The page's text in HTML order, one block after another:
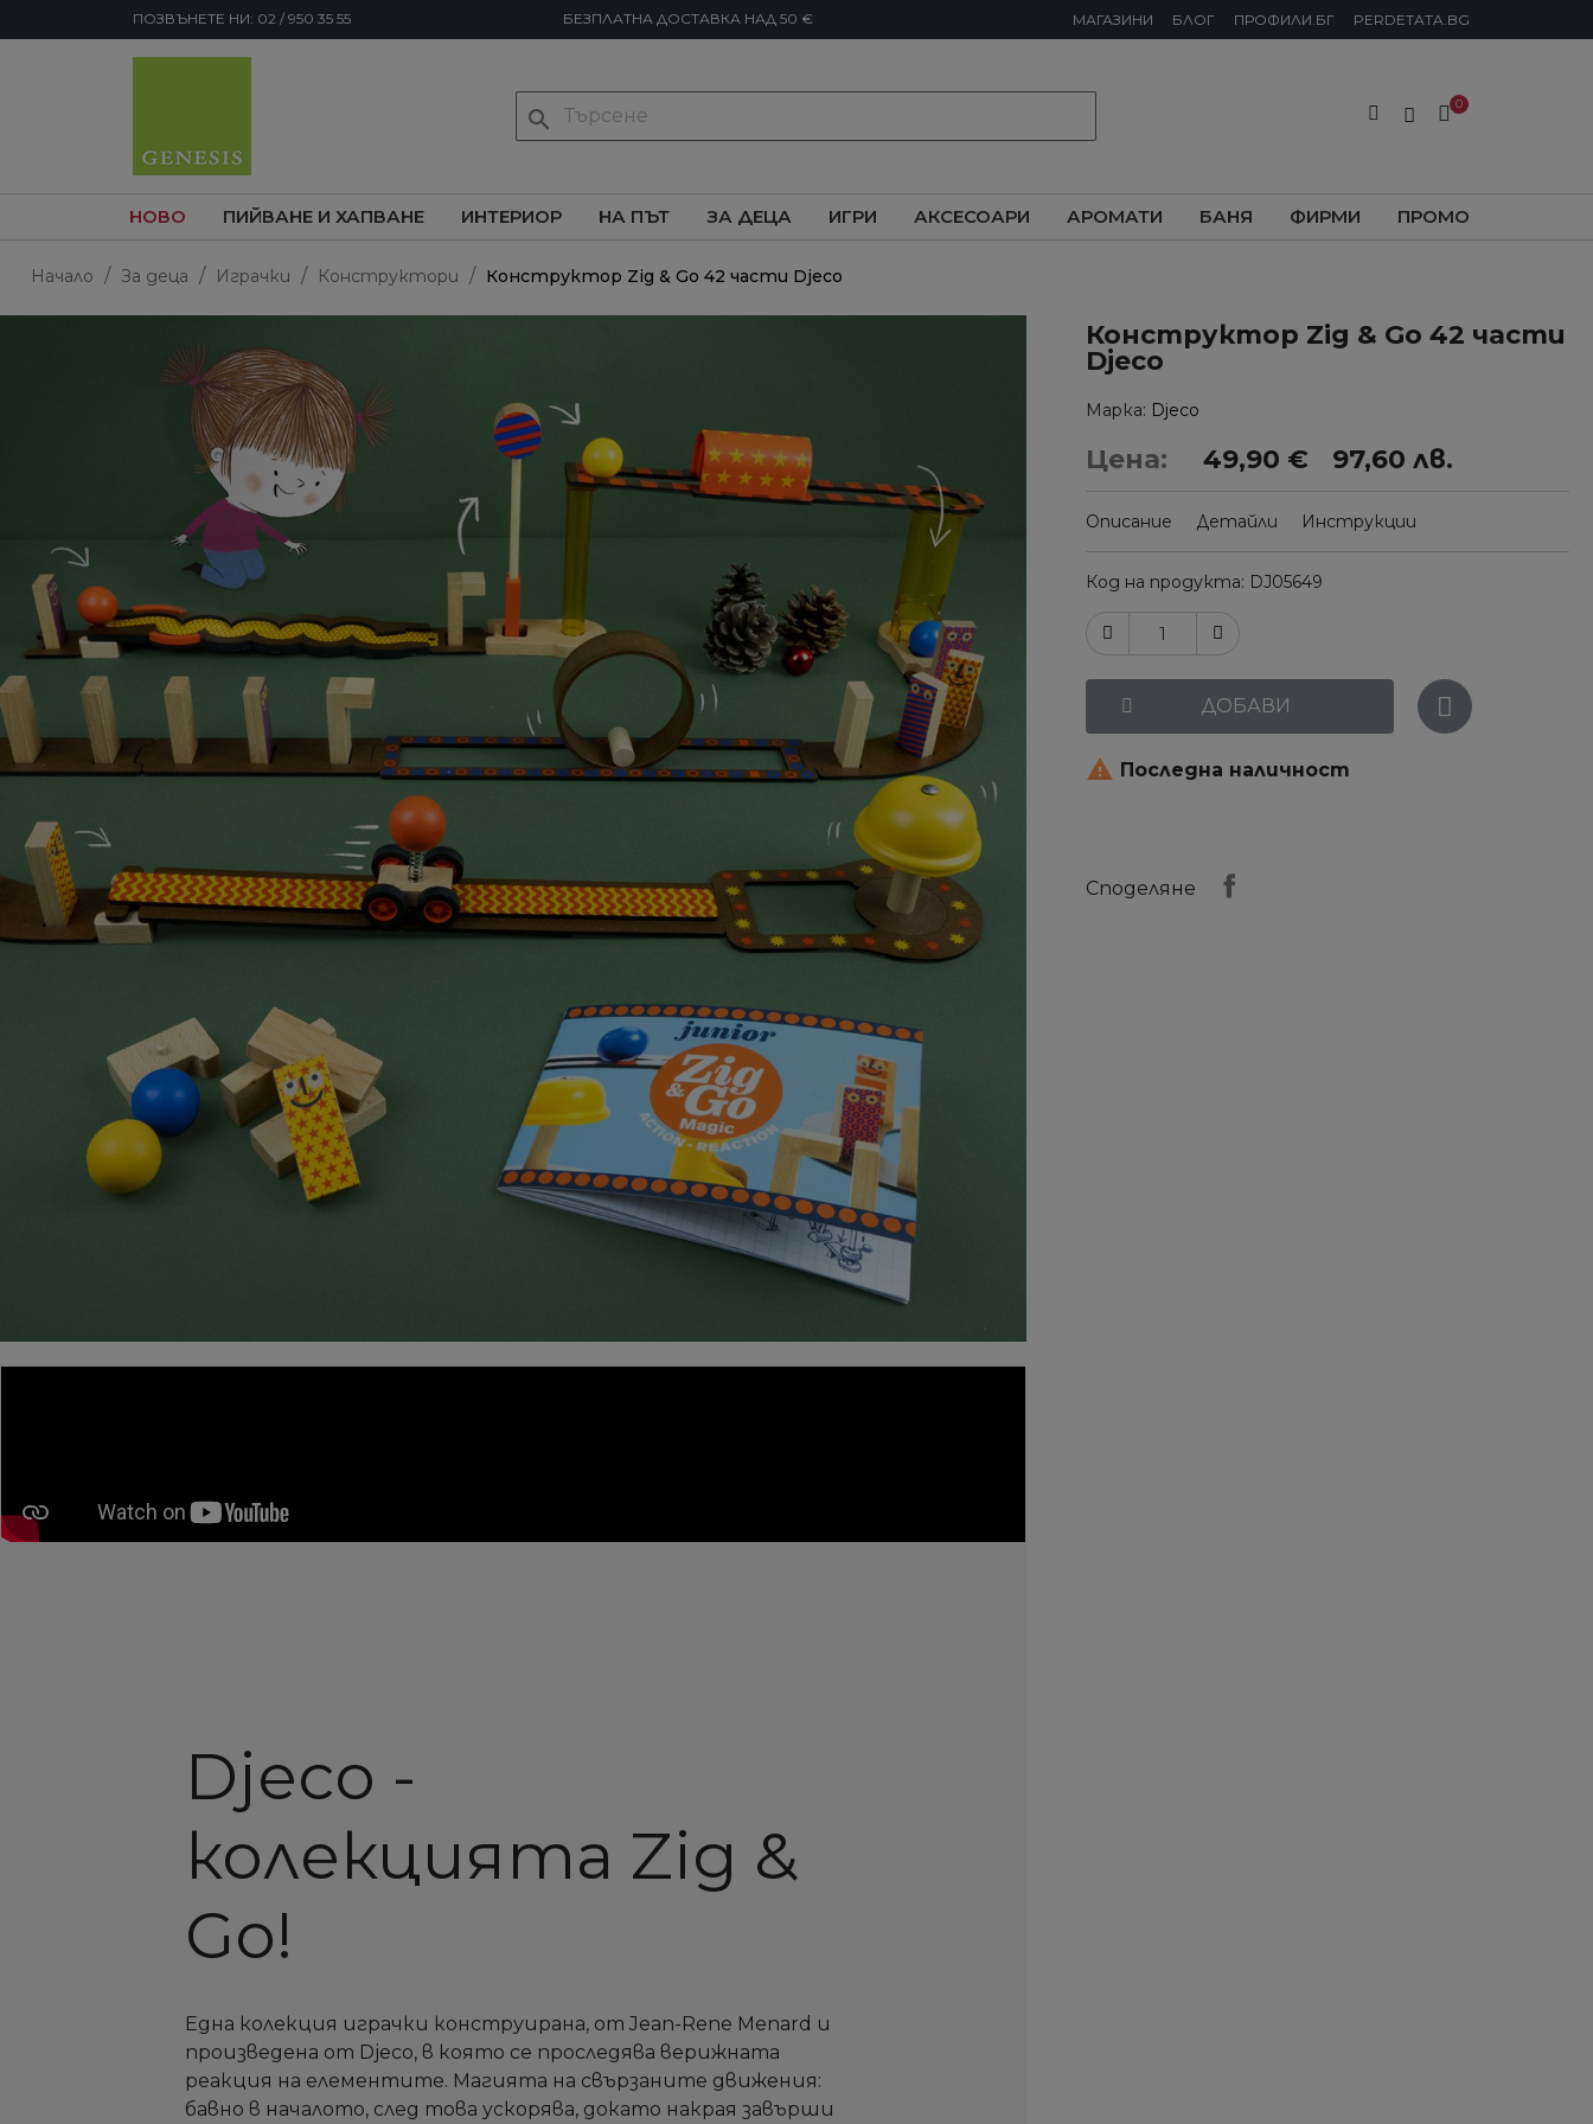
ПОЗВЪНЕТЕ НИ: 02 / 950 35 55 БЕЗПЛАТНА ДОСТАВКА НАД 50 € МАГАЗИНИ БЛОГ ПРОФИЛИ.БГ PERDETATA.BG
search
НОВО ПИЙВАНЕ И ХАПВАНЕ ИНТЕРИОР НА ПЪТ ЗА ДЕЦА ИГРИ АКСЕСОАРИ АРОМАТИ БАНЯ ФИРМИ ПРОМО
Начало За деца Играчки Конструктори Конструктор Zig & Go 42 части Djeco
Djeco -
колекцията Zig &
Go!
Една колекция играчки конструирана, от Jean-Rene Menard и
произведена от Djeco, в която се проследява верижната
реакция на елементите. Магията на свързаните движения:
бавно в началото, след това ускорява, докато накрая завърши
Конструктор Zig & Go 42 части
Djeco
Марка Djeco
Цена: 49,90 € 97,60 лв.
Описание Детайли Инструкции
Код на продукта DJ05649
ДОБАВИ
 Последна наличност
Споделяне